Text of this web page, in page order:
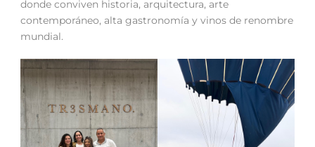
donde conviven historia, arquitectura, arte
contemporáneo, alta gastronomía y vinos de renombre
mundial.